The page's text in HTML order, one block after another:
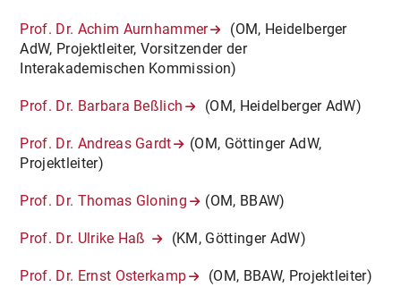
Prof. Dr. Achim Aurnhammer
(OM, Heidelberger
AdW, Projektleiter, Vorsitzender der
Interakademischen Kommission)
Prof. Dr. Barbara Beßlich (OM, Heidelberger AdW)
Prof. Dr. Andreas Gardt
(OM, Göttinger AdW,
Projektleiter)
Prof. Dr. Thomas Gloning (OM, BBAW)
Prof. Dr. Ulrike Haß (KM, Göttinger AdW)
Prof. Dr. Ernst Osterkamp (OM, BBAW, Projektleiter)​​​​​​​